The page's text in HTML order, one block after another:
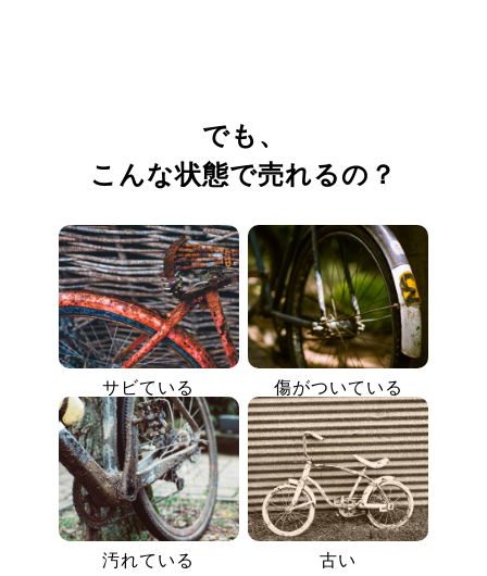
でも、
こんな状態で売れるの？
サビている 傷がついている
汚れている 古い